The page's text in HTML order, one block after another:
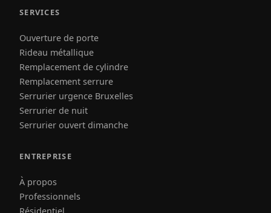
SERVICES
Ouverture de porte
Rideau métallique
Remplacement de cylindre
Remplacement serrure
Serrurier urgence Bruxelles
Serrurier de nuit
Serrurier ouvert dimanche
ENTREPRISE
À propos
Professionnels
Résidentiel